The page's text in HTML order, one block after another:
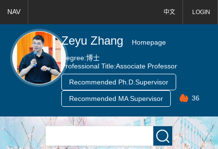
中文 LOGIN
NAV
Zeyu Zhang
Homepage
Degree:博士
Professional Title:Associate Professor
Recommended Ph.D.Supervisor
Recommended MA Supervisor 36